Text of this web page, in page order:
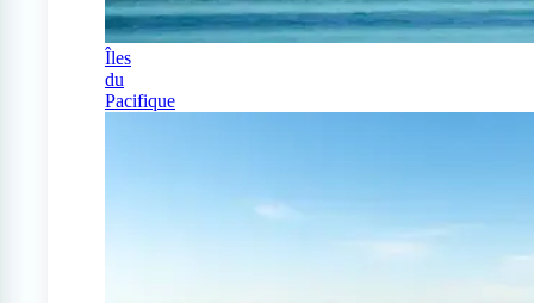
Îles
du
Pacifique